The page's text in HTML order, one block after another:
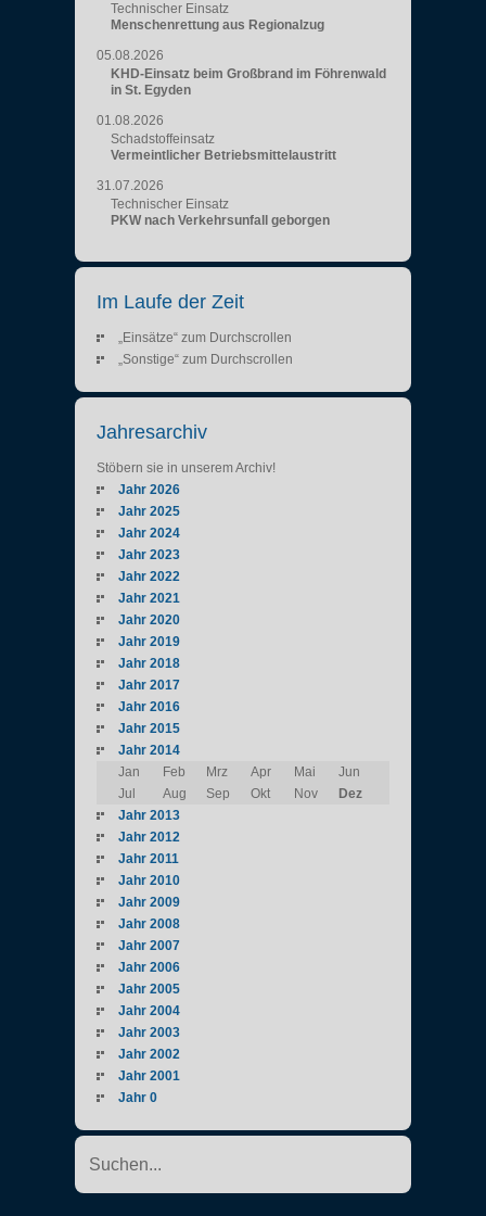
Technischer Einsatz
Menschenrettung aus Regionalzug
05.08.2026
KHD-Einsatz beim Großbrand im Föhrenwald
in St. Egyden
01.08.2026
Schadstoffeinsatz
Vermeintlicher Betriebsmittelaustritt
31.07.2026
Technischer Einsatz
PKW nach Verkehrsunfall geborgen
Im Laufe der Zeit
„Einsätze“ zum Durchscrollen
„Sonstige“ zum Durchscrollen
Jahresarchiv
Stöbern sie in unserem Archiv!
Jahr 2026
Jahr 2025
Jahr 2024
Jahr 2023
Jahr 2022
Jahr 2021
Jahr 2020
Jahr 2019
Jahr 2018
Jahr 2017
Jahr 2016
Jahr 2015
Jahr 2014
Jan
Feb Mrz Apr Mai
Jun
Jul
Aug Sep Okt Nov
Dez
Jahr 2013
Jahr 2012
Jahr 2011
Jahr 2010
Jahr 2009
Jahr 2008
Jahr 2007
Jahr 2006
Jahr 2005
Jahr 2004
Jahr 2003
Jahr 2002
Jahr 2001
Jahr 0